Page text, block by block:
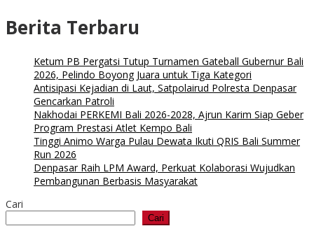
Berita Terbaru
Ketum PB Pergatsi Tutup Turnamen Gateball Gubernur Bali
2026, Pelindo Boyong Juara untuk Tiga Kategori
Antisipasi Kejadian di Laut, Satpolairud Polresta Denpasar
Gencarkan Patroli
Nakhodai PERKEMI Bali 2026-2028, Ajrun Karim Siap Geber
Program Prestasi Atlet Kempo Bali
Tinggi Animo Warga Pulau Dewata Ikuti QRIS Bali Summer
Run 2026
Denpasar Raih LPM Award, Perkuat Kolaborasi Wujudkan
Pembangunan Berbasis Masyarakat
Cari
Cari